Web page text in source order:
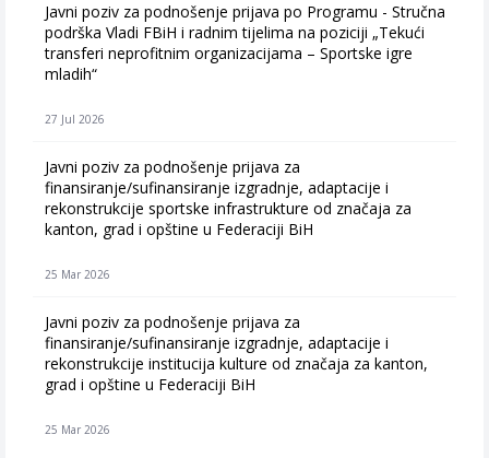
Javni poziv za podnošenje prijava po Programu - Stručna
podrška Vladi FBiH i radnim tijelima na poziciji „Tekući
transferi neprofitnim organizacijama – Sportske igre
mladih“
27 Jul 2026
Javni poziv za podnošenje prijava za
finansiranje/sufinansiranje izgradnje, adaptacije i
rekonstrukcije sportske infrastrukture od značaja za
kanton, grad i opštine u Federaciji BiH
25 Mar 2026
Javni poziv za podnošenje prijava za
finansiranje/sufinansiranje izgradnje, adaptacije i
rekonstrukcije institucija kulture od značaja za kanton,
grad i opštine u Federaciji BiH
25 Mar 2026